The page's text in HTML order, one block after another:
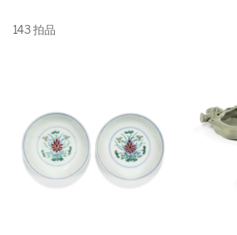
143 拍品